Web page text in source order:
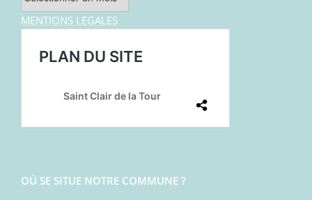
MENTIONS LEGALES
OÙ SE SITUE NOTRE COMMUNE ?